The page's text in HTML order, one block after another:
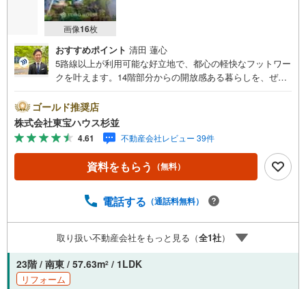
画像16枚
おすすめポイント 清田 蓮心
5路線以上が利用可能な好立地で、都心の軽快なフットワー
クを叶えます。14階部分からの開放感ある暮らしを、ぜひ
ンダー」のご提案。・未来に起こるであろうご自宅リフォ
ームをオンライン上でご提案「ミラカレクラブ」。・不動
産売却時、ご自宅を綺麗にかつ瀟洒にさせるCG加工ホーム
ステイジングサービス。・購入者様へ、税理士による確定
申告の無料セミナーをご招待いたします。◆ご予約に際し
て◆日時のご希望をお伝えください。（もちろん当日でも
手配が必要な場合がございますのでご容赦ください。事前
ますのでお手数ですがご一報ください。◆物件のご案内は
◆弊社へのご来社、お客様宅へのお迎え・最寄駅での待ち
合わせ、物件周辺のコンビニ等でお待ち合わせなど、ご希
望をお伝えください。ご希望条件をお伝え頂けましたら、
ご見学希望物件以外の資料も用意して参ります。
ゴールド推奨店
株式会社東宝ハウス杉並
4.61 不動産会社レビュー 39件
資料をもらう （無料）
電話する （通話料無料）
取り扱い不動産会社をもっと見る（全1社）
23階 / 南東 / 57.63m2 / 1LDK
リフォーム